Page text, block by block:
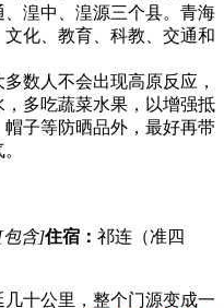
湟中、湟源三个县。青海
化、教育、科教、交通和
数人不会出现高原反应，
多吃蔬菜水果，以增强抵
子等防晒品外，最好再带
包含]住宿： 祁连（准四
十公里，整个门源变成一